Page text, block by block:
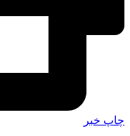
چاپ خبر